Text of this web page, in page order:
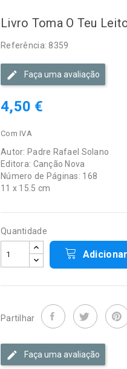
Livro Toma O Teu
Referência: 8359
Faça uma avaliação
4,50 €
Com IVA
Autor: Padre Rafael Solano
Editora: Canção Nova
Número de Páginas: 168
11 x 15.5 cm
Quantidade
Partilhar
Faça uma avaliação